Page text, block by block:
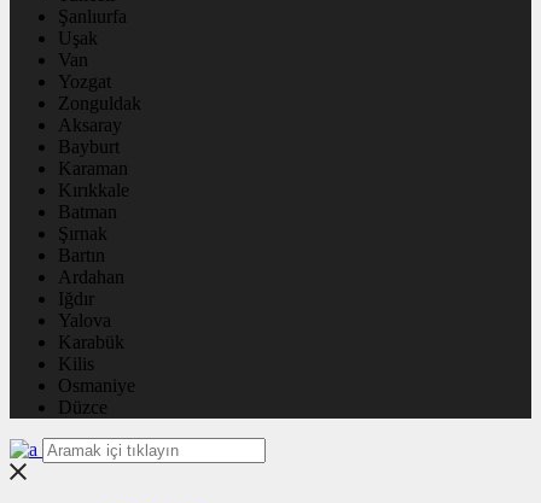
Şanlıurfa
Uşak
Van
Yozgat
Zonguldak
Aksaray
Bayburt
Karaman
Kırıkkale
Batman
Şırnak
Bartın
Ardahan
Iğdır
Yalova
Karabük
Kilis
Osmaniye
Düzce